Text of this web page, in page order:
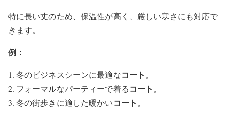
特に長い丈のため、保温性が高く、厳しい寒さにも対応で
きます。
例：
冬のビジネスシーンに最適なコート 。
フォーマルなパーティーで着るコート 。
冬の街歩きに適した暖かいコート 。